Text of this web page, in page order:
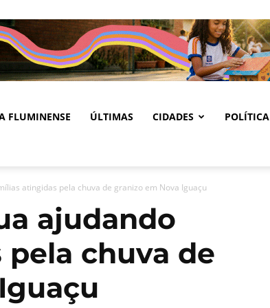
FLUMINENSE ÚLTIMAS CIDADES POLÍTICA
atingidas pela chuva de granizo em Nova Iguaçu
ajudando
chuva de